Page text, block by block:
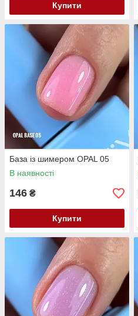
Купити
База із шимером OPAL 05
В наявності
146 ₴
Купити